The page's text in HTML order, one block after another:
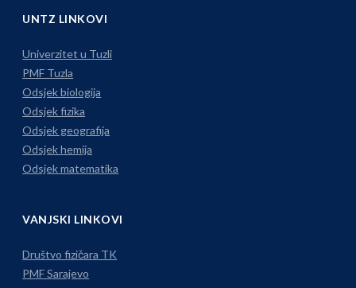
UNTZ LINKOVI
Univerzitet u Tuzli
PMF Tuzla
Odsjek biologija
Odsjek fizika
Odsjek geografija
Odsjek hemija
Odsjek matematika
VANJSKI LINKOVI
Društvo fizičara TK
PMF Sarajevo